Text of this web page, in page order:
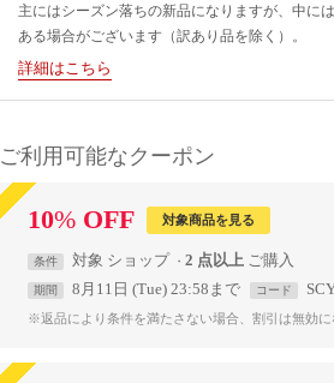
主にはシーズン落ちの新品になりますが、中に
ある場合がございます（訳あり品を除く）。
詳細はこちら
ご利用可能なクーポン
10% OFF 対象商品を見る
条件 対象 ショップ 2 点以上
期間 8月11日 (Tue) 23:58まで コード
※返品により条件を満たさない場合、割引は無効に